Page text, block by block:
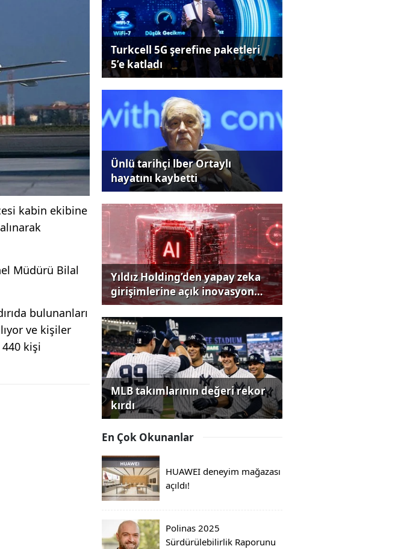
kabin ekibine
Müdürü Bilal
bulunanları
ve kişiler
kişi
Turkcell 5G şerefine paketleri
5’e katladı
Ünlü tarihçi lber Ortaylı
hayatını kaybetti
Yıldız Holding’den yapay zeka
girişimlerine açık inovasyon
çağrısı
MLB takımlarının değeri rekor
kırdı
En Çok Okunanlar
HUAWEI deneyim mağazası
açıldı!
Polinas 2025
Sürdürülebilirlik Raporunu